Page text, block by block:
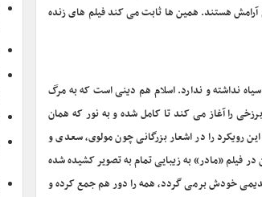
هستند. همین ها ثابت می کند فیلم های زنده
نداشته و ندارد. اسلام هم دینی است که به مرگ
را آغاز می کند تا کامل شده و به نور که همان
رویکرد را در اشعار بزرگانی چون مولوی، سعدی و
فیلم «مادر» به زیبایی تمام به تصویر کشیده شده
خودش برمی گردد، همه را دور هم جمع کرده و